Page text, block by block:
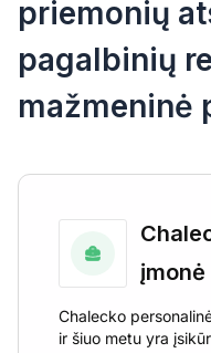
priemonių
pagalbinių
mažmeninė
įmonė
Chalecko
ir šiuo metu yra